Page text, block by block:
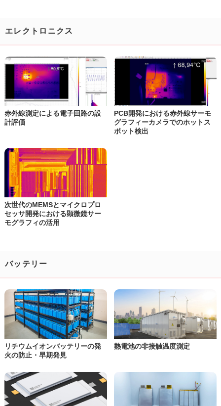
エレクトロニクス
赤外線測定による電子回路の設
計評価
PCB開発における赤外線サーモ
グラフィーカメラでのホットス
ポット検出
次世代のMEMSとマイクロプロ
セッサ開発における顕微鏡サー
モグラフィの活用
バッテリー
リチウムイオンバッテリーの発
火の防止・早期発見
熱電池の非接触温度測定